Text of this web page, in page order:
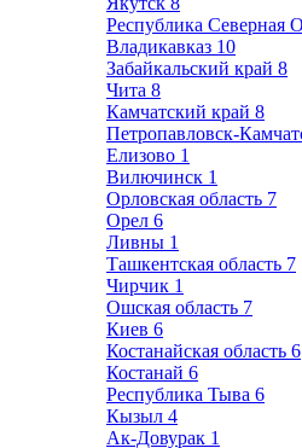
Республика Северная
Владикавказ 10
Забайкальский край 8
Чита 8
Камчатский край 8
Петропавловск-
Елизово 1
Вилючинск 1
Орловская область 7
Орел 6
Ливны 1
Ташкентская область 7
Чирчик 1
Ошская область 7
Киев 6
Костанайская область 6
Костанай 6
Республика Тыва 6
Кызыл 4
Ак-Довурак 1